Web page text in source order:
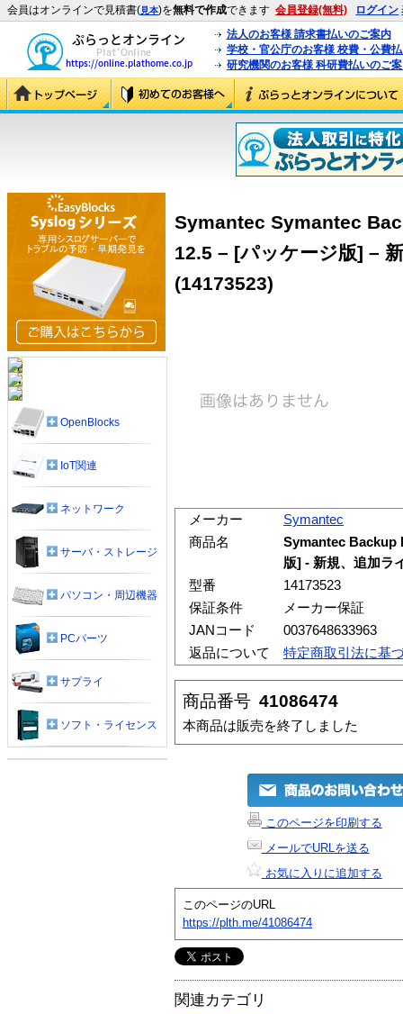
会員はオンラインで見積書(見本)を無料で作成できます 会員登録(無料) ログイン
法人のお客様 請求書払いのご案内
学校・官公庁のお客様 校費・公費
研究機関のお客様 科研費払いのご
Symantec Symantec
12.5 – [パッケージ版] –
(14173523)
メーカー
Symantec
商品名
Symantec Backup
版] - 新規、追加ラ
型番
14173523
保証条件
メーカー保証
JANコード
0037648633963
返品について
特定商取引法に基
商品番号 41086474
本商品は販売を終了しました
このページを印刷する
メールでURLを送る
お気に入りに追加する
このページのURL
https://plth.me/41086474
関連カテゴリ
OpenBlocks
IoT関連
ネットワーク
サーバ・ストレージ
パソコン・周辺機器
PCパーツ
サプライ
ソフト・ライセンス